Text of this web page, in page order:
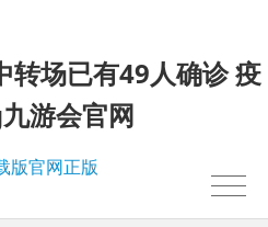
转场已有49人确诊 疫
游会官网
版官网正版